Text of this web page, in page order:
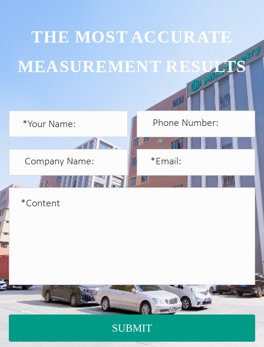
THE MOST ACCURATE
MEASUREMENT RESULTS
SUBMIT